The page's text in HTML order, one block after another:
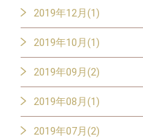
2019年12月(1)
2019年10月(1)
2019年09月(2)
2019年08月(1)
2019年07月(2)